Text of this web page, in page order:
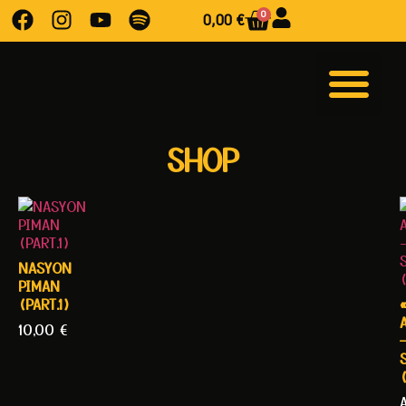
0,00 € 0
SHOP
NASYON
PIMAN
(PART.1)
10,00 €